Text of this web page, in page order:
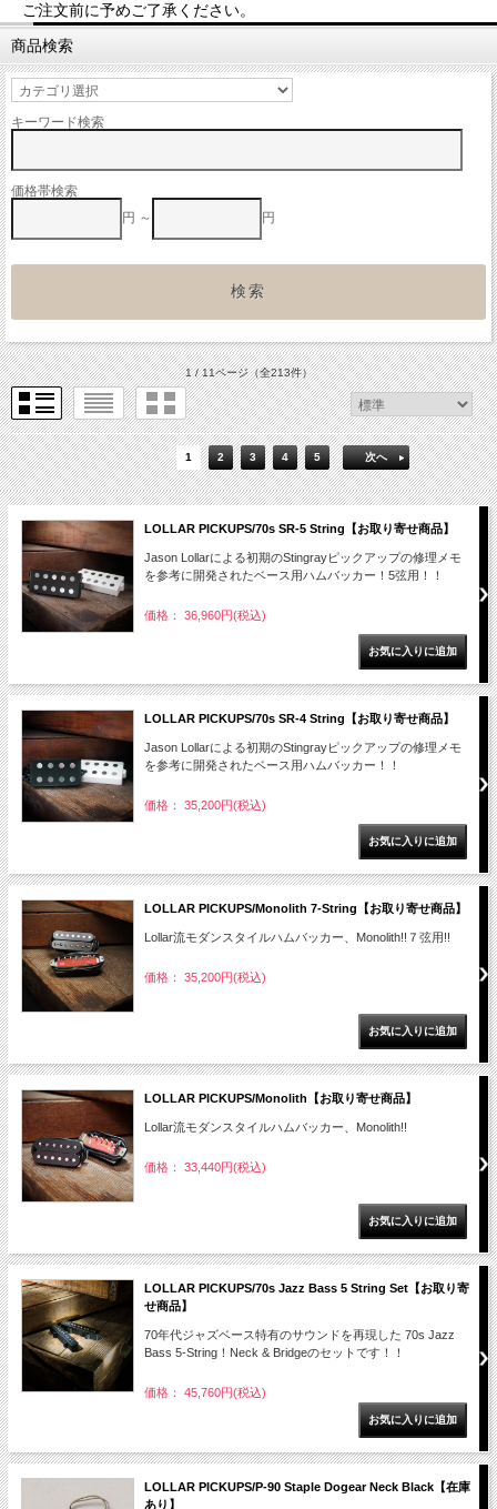
ご注文前に予めご了承ください。
商品検索
キーワード検索
価格帯検索
円 ～
円
1 / 11ページ（全213件）
1 2 3 4 5 次へ
LOLLAR PICKUPS/70s SR-5 String【お取り寄せ商品】
Jason Lollarによる初期のStingrayピックアップの修理メモ
を参考に開発されたベース用ハムバッカー！5弦用！！
価格： 36,960円(税込)
LOLLAR PICKUPS/70s SR-4 String【お取り寄せ商品】
Jason Lollarによる初期のStingrayピックアップの修理メモ
を参考に開発されたベース用ハムバッカー！！
価格： 35,200円(税込)
LOLLAR PICKUPS/Monolith 7-String【お取り寄せ商品】
Lollar流モダンスタイルハムバッカー、Monolith!!７弦用!!
価格： 35,200円(税込)
LOLLAR PICKUPS/Monolith【お取り寄せ商品】
Lollar流モダンスタイルハムバッカー、Monolith!!
価格： 33,440円(税込)
LOLLAR PICKUPS/70s Jazz Bass 5 String Set【お取り寄
せ商品】
70年代ジャズベース特有のサウンドを再現した 70s Jazz
Bass 5-String！Neck & Bridgeのセットです！！
価格： 45,760円(税込)
LOLLAR PICKUPS/P-90 Staple Dogear Neck Black【在庫
あり】